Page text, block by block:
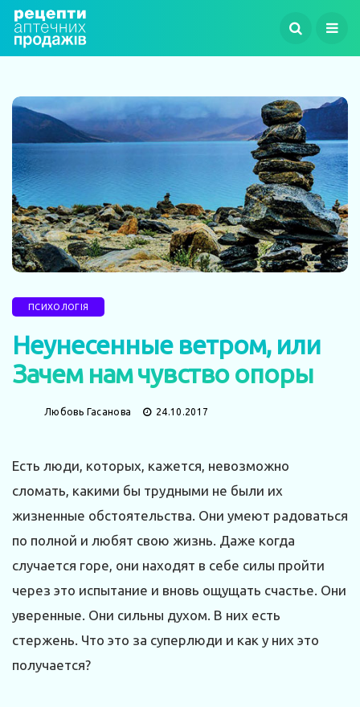
ПСИХОЛОГІЯ
Неунесенные ветром, или
Зачем нам чувство опоры
Любовь Гасанова 24.10.2017
Есть люди, которых, кажется, невозможно
сломать, какими бы трудными не были их
жизненные обстоятельства. Они умеют радоваться
по полной и любят свою жизнь. Даже когда
случается горе, они находят в себе силы пройти
через это испытание и вновь ощущать счастье. Они
уверенные. Они сильны духом. В них есть
стержень. Что это за суперлюди и как у них это
получается?